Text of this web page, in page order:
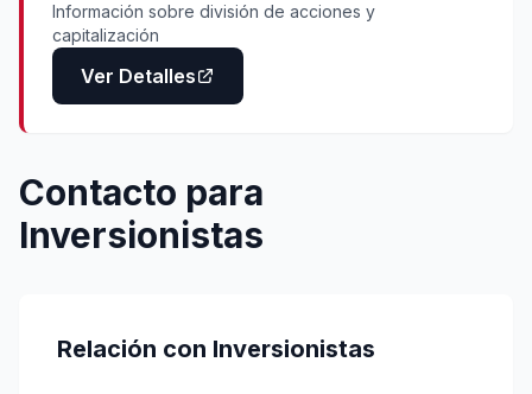
Información sobre división de acciones y
capitalización
Ver Detalles
Contacto para
Inversionistas
Relación con Inversionistas